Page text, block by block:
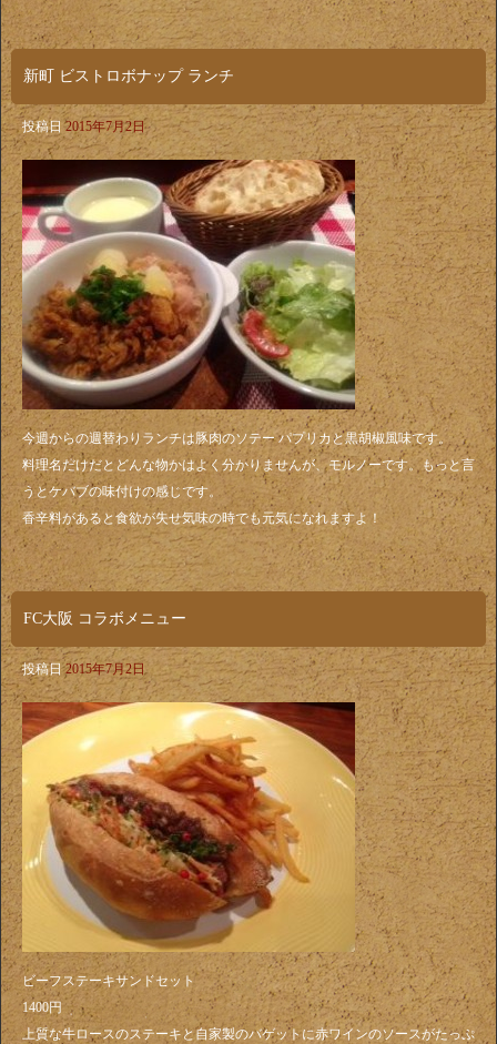
新町 ビストロボナップ ランチ
投稿日 2015年7月2日
今週からの週替わりランチは豚肉のソテー パプリカと黒胡椒風味です。
料理名だけだとどんな物かはよく分かりませんが、モルノーです。もっと言
うとケバブの味付けの感じです。
香辛料があると食欲が失せ気味の時でも元気になれますよ！
FC大阪 コラボメニュー
投稿日 2015年7月2日
ビーフステーキサンドセット
1400円
上質な牛ロースのステーキと自家製のバゲットに赤ワインのソースがたっぷ